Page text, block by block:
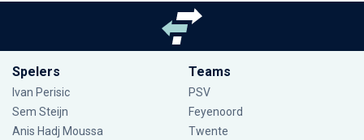
Spelers
Ivan Perisic
Sem Steijn
Anis Hadj Moussa
Teams
PSV
Feyenoord
Twente